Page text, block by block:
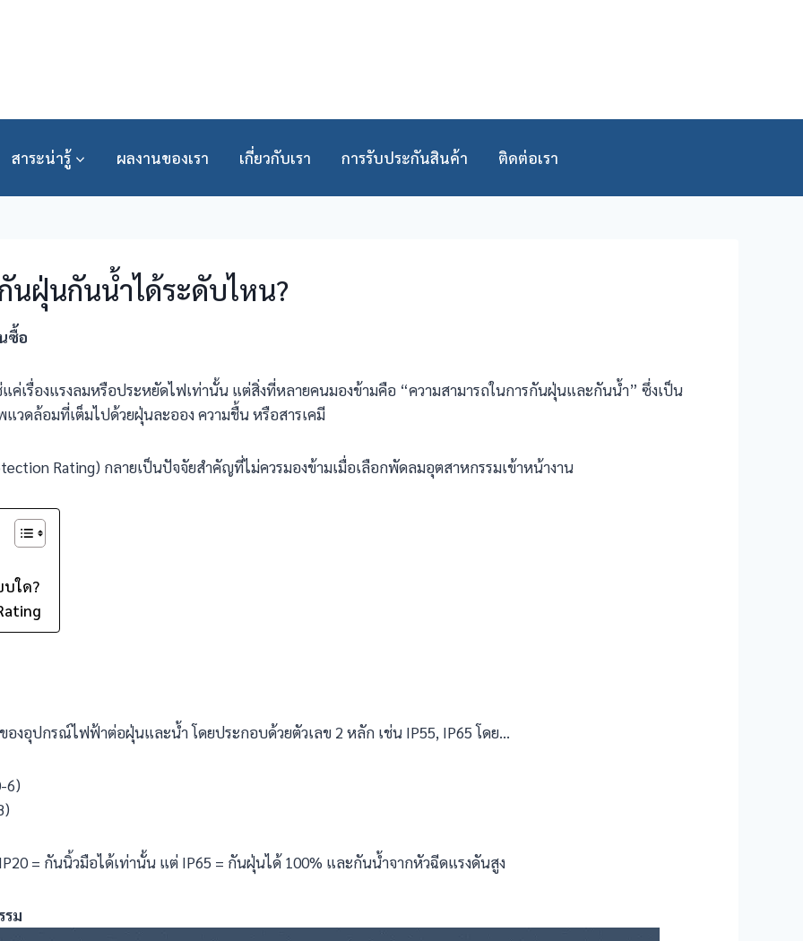
สาระน่ารู้ ผลงานของเรา เกี่ยวกับเรา การรับประกันสินค้า ติดต่อเรา
ฝุ่นกันน้ำได้ระดับไหน?
ซื้อ
ค่เรื่องแรงลมหรือประหยัดไฟเท่านั้น แต่สิ่งที่หลายคนมองข้ามคือ “ความสามารถในการกันฝุ่นและกันน้ำ” ซึ่งเป็น
วดล้อมที่เต็มไปด้วยฝุ่นละออง ความชื้น หรือสารเคมี
Rating) กลายเป็นปัจจัยสำคัญที่ไม่ควรมองข้ามเมื่อเลือกพัดลมอุตสาหกรรมเข้าหน้างาน
บใด?
งอุปกรณ์ไฟฟ้าต่อฝุ่นและน้ำ โดยประกอบด้วยตัวเลข 2 หลัก เช่น IP55, IP65 โดย…
6)
= กันนิ้วมือได้เท่านั้น แต่ IP65 = กันฝุ่นได้ 100% และกันน้ำจากหัวฉีดแรงดันสูง
ม